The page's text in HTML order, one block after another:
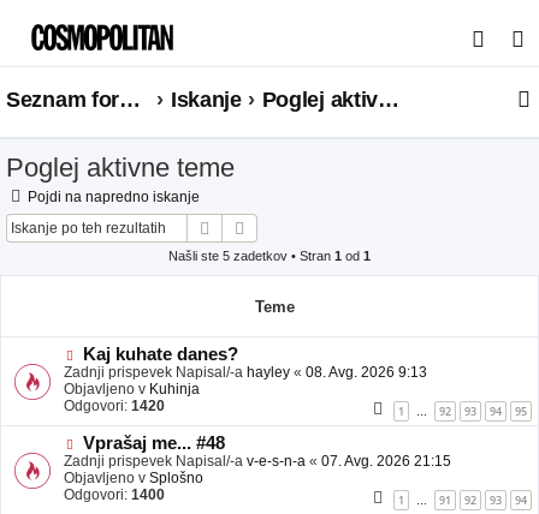
s
a
Seznam forumov Iskanje Poglej aktivne teme
Poglej aktivne teme
Pojdi na napredno iskanje
Iskanje
Našli ste 5 zadetkov • Stran 1 od 1
Teme
N
o
v
e
b
a
v
e
Kaj kuhate danes?
Zadnji prispevek Napisal/-a hayley « 08. Avg. 2026 9:13
Objavljeno v Kuhinja
Odgovori: 1420 1 … 92 93 94 95
N
o
v
e
Vprašaj me... #48
Zadnji prispevek Napisal/-a v-e-s-n-a « 07. Avg. 2026 21:15
Objavljeno v Splošno
Odgovori: 1400 1 … 91 92 93 94